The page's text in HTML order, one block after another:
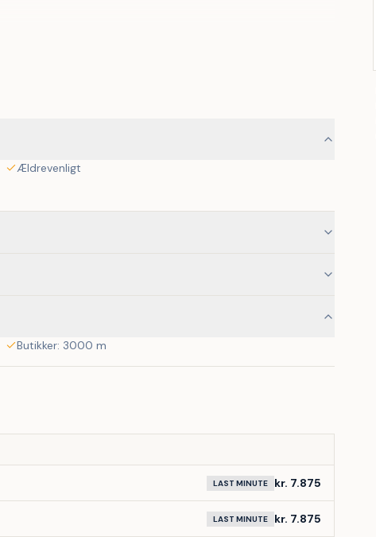
godt samvær.
Ældrevenligt
Butikker: 3000 m
LAST MINUTE kr. 7.875
LAST MINUTE kr. 7.875